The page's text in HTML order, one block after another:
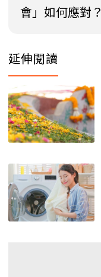
會」如何應對？
延伸閱讀